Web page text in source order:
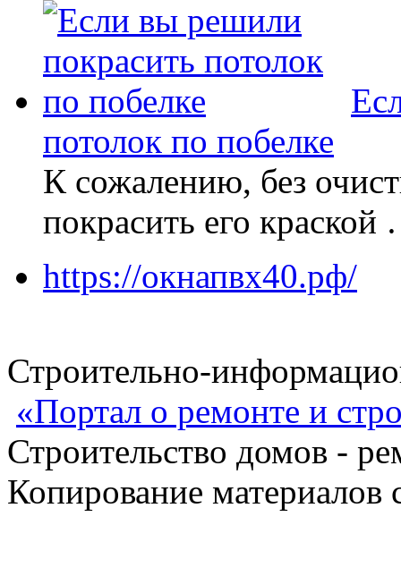
потолок по побелке
К сожалению, без
покрасить его
https://окнапвх40.рф/
Строительно-
«Портал о ремонте и
Строительство домов -
Копирование материалов